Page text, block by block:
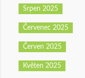
Srpen 2025
Červenec 2025
Červen 2025
Květen 2025